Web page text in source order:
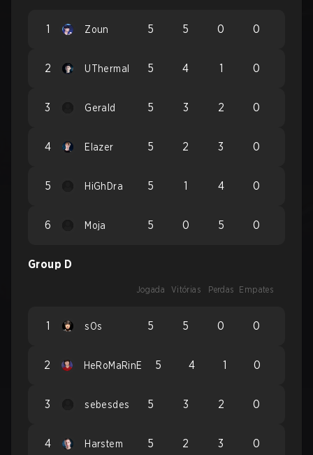
1 Zoun 5 5 0 0
2 UThermal 5 4 1 0
3 Gerald 5 3 2 0
4 Elazer 5 2 3 0
5 HiGhDra 5 1 4 0
6 Moja 5 0 5 0
Group D
Jogada Vitórias Perdas Empates
1 sOs 5 5 0 0
2 HeRoMaRinE 5 4 1 0
3 sebesdes 5 3 2 0
4 Harstem 5 2 3 0